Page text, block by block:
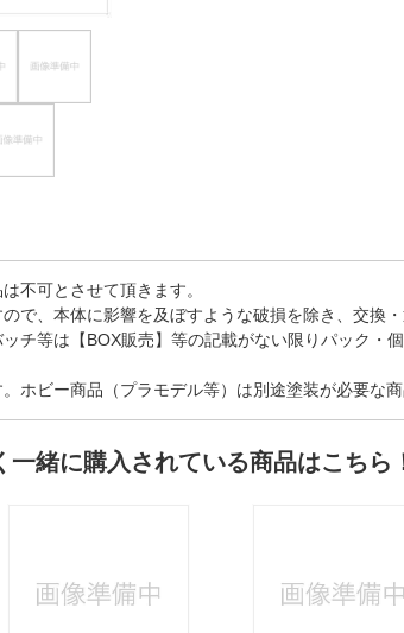
不可とさせて頂きます。
で、本体に影響を及ぼすような破損を除き、交換
チ等は【BOX販売】等の記載がない限りパック・
ホビー商品（プラモデル等）は別途塗装が必要な商
緒に購入されている商品はこちら